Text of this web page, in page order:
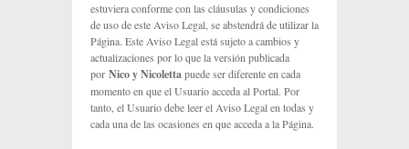
estuviera conforme con las cláusulas y condiciones
de uso de este Aviso Legal, se abstendrá de utilizar la
Página. Este Aviso Legal está sujeto a cambios y
actualizaciones por lo que la versión publicada
por Nico y Nicolettapuede ser diferente en cada
momento en que el Usuario acceda al Portal. Por
tanto, el Usuario debe leer el Aviso Legal en todas y
cada una de las ocasiones en que acceda a la Página.